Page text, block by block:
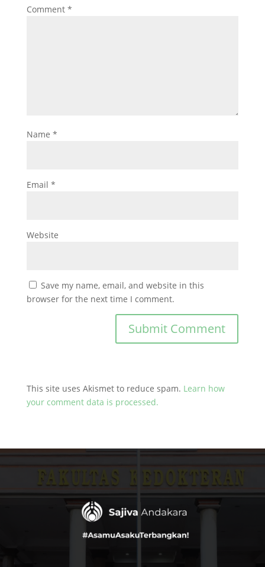
Comment *
Name *
Email *
Website
Save my name, email, and website in this
browser for the next time I comment.
This site uses Akismet to reduce spam. Learn how
your comment data is processed.